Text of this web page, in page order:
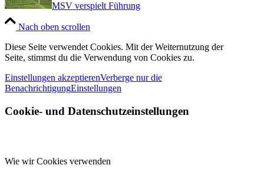
MSV verspielt Führung
Nach oben scrollen
Diese Seite verwendet Cookies. Mit der Weiternutzung der
Seite, stimmst du die Verwendung von Cookies zu.
Einstellungen akzeptierenVerberge nur die
BenachrichtigungEinstellungen
Cookie- und Datenschutzeinstellungen
Wie wir Cookies verwenden